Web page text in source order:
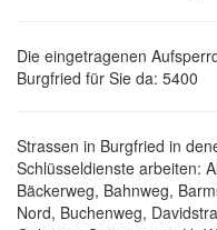
Die eingetragenen
Burgfried für Sie da: 5400
Strassen in Burgfried in
Schlüsseldienste arbeiten:
Bäckerweg, Bahnweg,
Nord, Buchenweg,